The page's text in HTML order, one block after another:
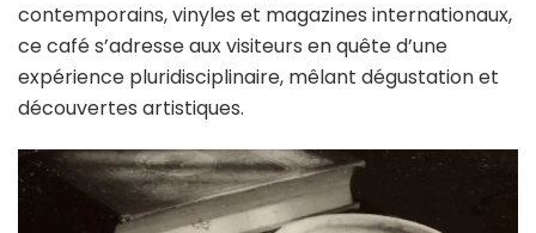
contemporains, vinyles et magazines internationaux,
ce café s’adresse aux visiteurs en quête d’une
expérience pluridisciplinaire, mêlant dégustation et
découvertes artistiques.